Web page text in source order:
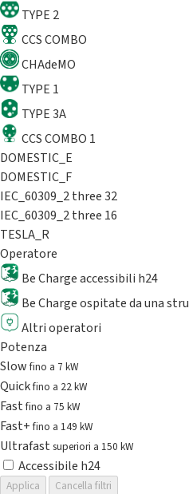
TYPE 2
CCS COMBO
CHAdeMO
TYPE 1
TYPE 3A
CCS COMBO 1
DOMESTIC_E
DOMESTIC_F
IEC_60309_2 three 32
IEC_60309_2 three 16
TESLA_R
Operatore
Be Charge accessibili h24
Be Charge ospitate da una
Altri operatori
Potenza
Slowfino a 7 kW
Quickfino a 22 kW
Fastfino a 75 kW
Fast+fino a 149 kW
Ultrafast superiori a 150 kW
Accessibile h24
Applica
Cancella filtri